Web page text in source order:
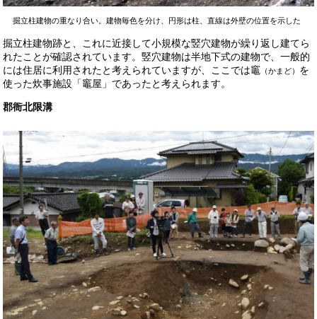
掘立柱建物の重なり合い。建物毎色を分け、円形は柱、直線は外壁の位置を示した
掘立柱建物跡と、これに近接して小規模な竪穴建物が繰り返し建てら
れたことが確認されています。竪穴建物は半地下式の建物で、一般的
には住居に利用されたと考えられていますが、ここでは竈 （かまど） を
使った炊事施設「竈屋」であったと考えられます。
郡衙北限溝